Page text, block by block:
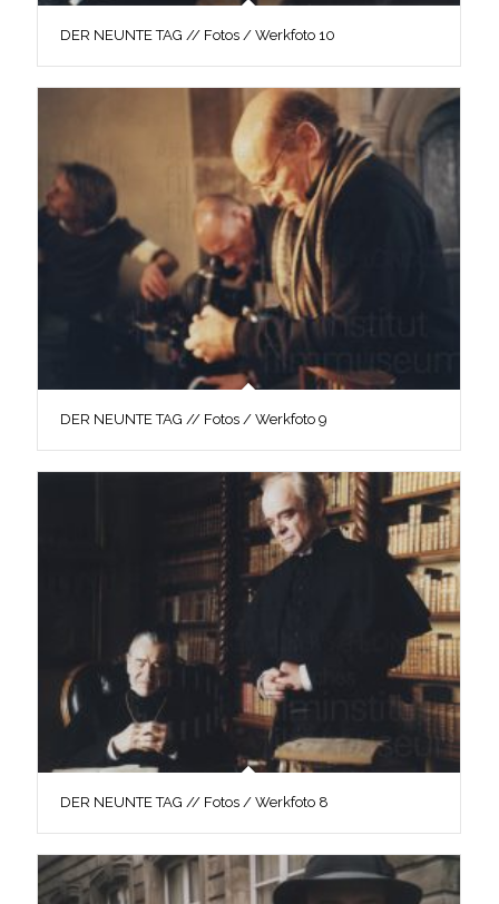
DER NEUNTE TAG // Fotos / Werkfoto 10
DER NEUNTE TAG // Fotos / Werkfoto 9
DER NEUNTE TAG // Fotos / Werkfoto 8